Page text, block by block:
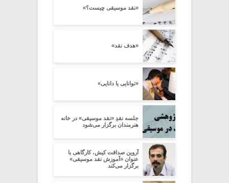
«نقد موسیقی چیست؟»
«هدف نقد»
«توانایی یا دانایی»
جلسه نقدِ «نقد موسیقی» در خانه
هنرمندان برگزار می‌شود
آروین صداقت کیش، کارگاهی با
عنوان «آموزش نقد موسیقی»
برگزار می‌کند